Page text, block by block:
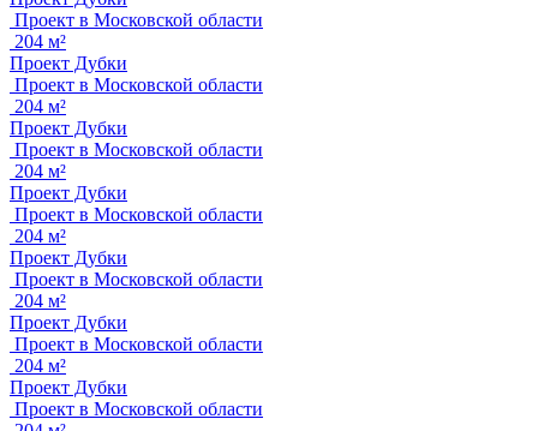
Проект в Московской области
204 м²
Проект Дубки
Проект в Московской области
204 м²
Проект Дубки
Проект в Московской области
204 м²
Проект Дубки
Проект в Московской области
204 м²
Проект Дубки
Проект в Московской области
204 м²
Проект Дубки
Проект в Московской области
204 м²
Проект Дубки
Проект в Московской области